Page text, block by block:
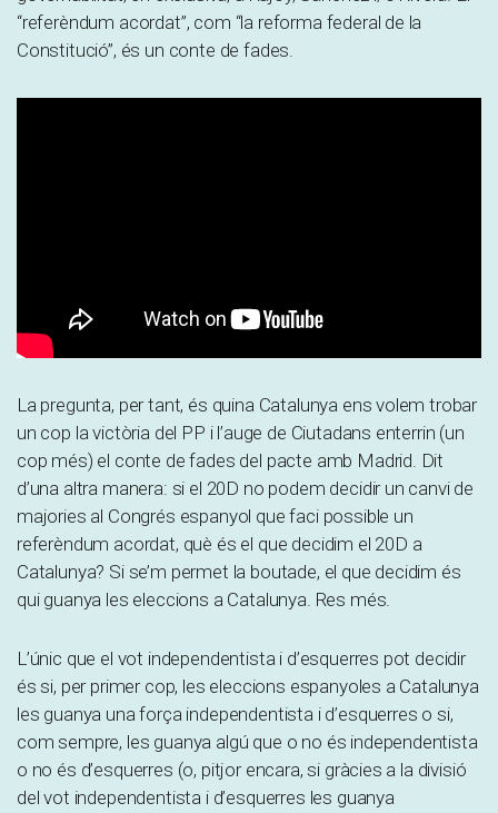
“referèndum acordat”, com “la reforma federal de la
Constitució”, és un conte de fades.
La pregunta, per tant, és quina Catalunya ens volem trobar
un cop la victòria del PP i l’auge de Ciutadans enterrin (un
cop més) el conte de fades del pacte amb Madrid. Dit
d’una altra manera: si el 20D no podem decidir un canvi de
majories al Congrés espanyol que faci possible un
referèndum acordat, què és el que decidim el 20D a
Catalunya? Si se’m permet la boutade, el que decidim és
qui guanya les eleccions a Catalunya. Res més.
L’únic que el vot independentista i d’esquerres pot decidir
és si, per primer cop, les eleccions espanyoles a Catalunya
les guanya una força independentista i d’esquerres o si,
com sempre, les guanya algú que o no és independentista
o no és d’esquerres (o, pitjor encara, si gràcies a la divisió
del vot independentista i d’esquerres les guanya